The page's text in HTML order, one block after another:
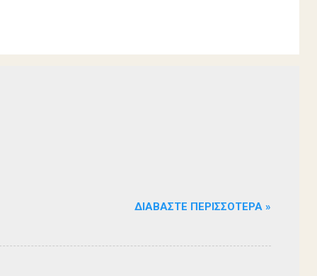
ΔΙΑΒΆΣΤΕ ΠΕΡΙΣΣΌΤΕΡΑ »